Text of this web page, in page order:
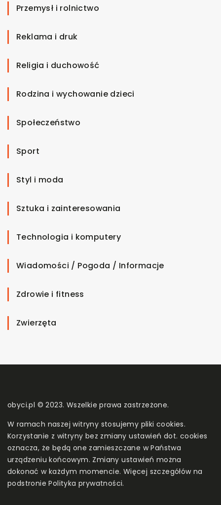
Przemysł i rolnictwo
Reklama i druk
Religia i duchowość
Rodzina i wychowanie dzieci
Społeczeństwo
Sport
Styl i moda
Sztuka i zainteresowania
Technologia i komputery
Wiadomości / Pogoda / Informacje
Zdrowie i fitness
Zwierzęta
obyci.pl © 2023. Wszelkie prawa zastrzeżone.
W ramach naszej witryny stosujemy pliki cookies.
Korzystanie z witryny bez zmiany ustawień dot. cookies
oznacza, że będą one zamieszczane w Państwa
urządzeniu końcowym. Zmiany ustawień można
dokonać w każdym momencie. Więcej szczegółów na
podstroniePolityka prywatności.